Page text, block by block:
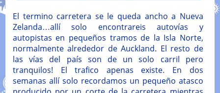
El termino carretera se le queda ancho a Nueva
Zelanda…allí solo encontrareis autovías y
autopistas en pequeños tramos de la Isla Norte,
normalmente alrededor de Auckland. El resto de
las vías del país son de un solo carril pero
tranquilos! El trafico apenas existe. En dos
semanas allí solo recordamos un pequeño atasco